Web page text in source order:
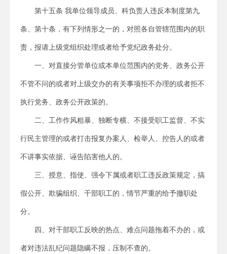
第十五条 我单位领导成员、科负责人违反本制度第九
条、第十条，有下列情形之一的，对照各自管辖范围内的职
责，报请上级党组织处理或者给予党纪政务处分。
一、对直接分管单位或本单位范围内的党务、政务公开
不管不问的或者对上级交办的有关事项拒不办理的或者拒不
执行党务、政务公开政策的。
二、工作作风粗暴、独断专横、不接受职工监督、不实
行民主管理的或者打击报复办案人、检举人、控告人的或者
不讲事实依据、诬告陷害他人的。
三、授意、指使、强令下属或者职工违反政策规定，搞
假公开、欺骗组织、干部职工的，情节严重的给予撤职处
分。
四、对干部职工反映的热点、难点问题拖着不办的，或
者对违法乱纪问题隐瞒不报，压制不查的。